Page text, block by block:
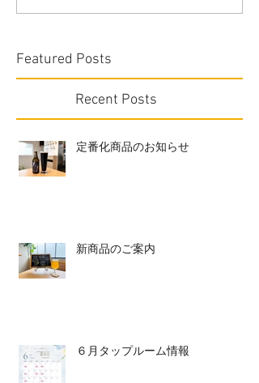
Featured Posts
Recent Posts
定番化商品のお知らせ
新商品のご案内
６月タップルーム情報